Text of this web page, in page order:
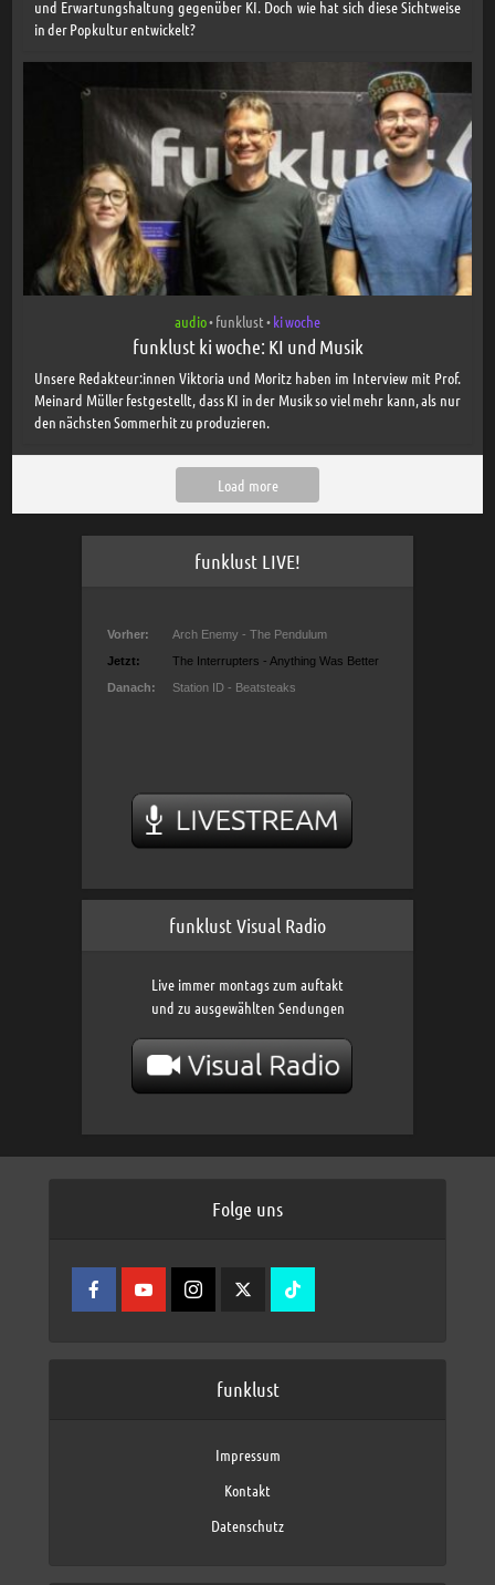
und Erwartungshaltung gegenüber KI. Doch wie hat sich diese Sichtweise
in der Popkultur entwickelt?
audio•funklust•ki woche
funklust ki woche: KI und Musik
Unsere Redakteur:innen Viktoria und Moritz haben im Interview mit Prof.
Meinard Müller festgestellt, dass KI in der Musik so viel mehr kann, als nur
den nächsten Sommerhit zu produzieren.
Load more
funklust LIVE!
funklust Visual Radio
Live immer montags zum auftakt
und zu ausgewählten Sendungen
Folge uns
funklust
Impressum
Kontakt
Datenschutz